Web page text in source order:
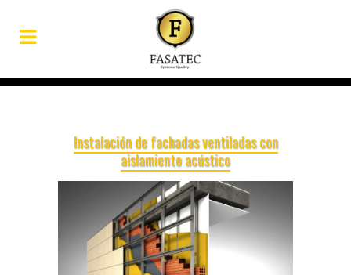
Instalación de fachadas ventiladas con
aislamiento acústico